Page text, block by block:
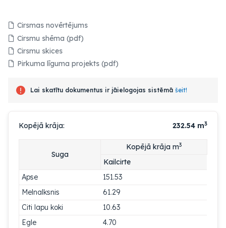
Cirsmas novērtējums
Cirsmu shēma (pdf)
Cirsmu skices
Pirkuma līguma projekts (pdf)
Lai skatītu dokumentus ir jāielogojas sistēmā šeit!
Kopējā krāja: 232.54 m3
Suga
Kopējā krāja m3
Kailcirte
Apse
151.53
Melnalksnis
61.29
Citi lapu koki
10.63
Egle
4.70